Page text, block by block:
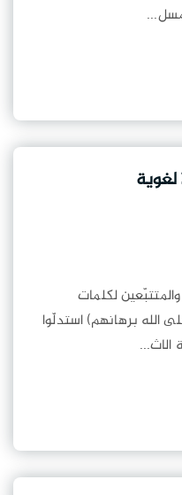
مسل...
لغوية
لكلمات
الله برهانهم) استدلّوا
الاث...